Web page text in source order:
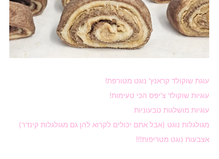
עוגת שוקולד קראנץ' נוגט מטורפת!
עוגיות שוקולד צ'יפס הכי טעימות!
עוגיות מושלגות טבעוניות
מגולגלות נוגט (אבל אתם יכולים לקרוא להן גם מגולגלות קינדר)
אצבעות נוגט מטריפות!!!